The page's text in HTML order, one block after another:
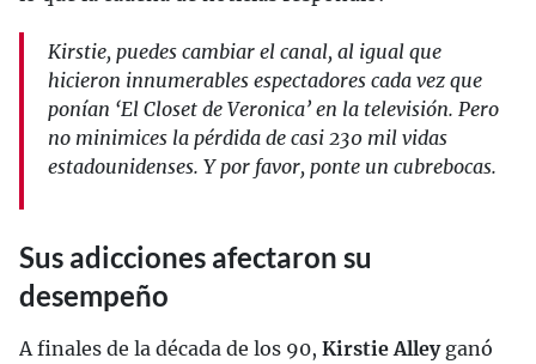
Kirstie, puedes cambiar el canal, al igual que
hicieron innumerables espectadores cada vez que
ponían ‘El Closet de Veronica’ en la televisión. Pero
no minimices la pérdida de casi 230 mil vidas
estadounidenses. Y por favor, ponte un cubrebocas.
Sus adicciones afectaron su
desempeño
A finales de la década de los 90, Kirstie Alleyganó